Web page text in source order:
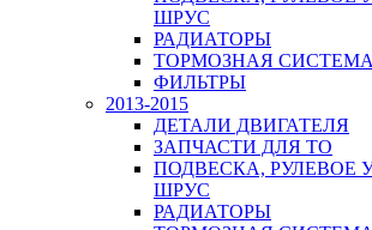
ШРУС
РАДИАТОРЫ
ТОРМОЗНАЯ СИСТЕМА
ФИЛЬТРЫ
2013-2015
ДЕТАЛИ ДВИГАТЕЛЯ
ЗАПЧАСТИ ДЛЯ ТО
ПОДВЕСКА, РУЛЕВОЕ
ШРУС
РАДИАТОРЫ